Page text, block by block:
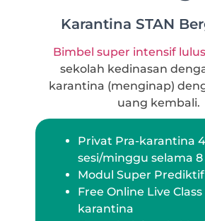
Karantina STAN
Bimbel super intensif lulus
sekolah kedinasan
karantina (menginap)
uang kembali.
Privat Pra-karantina 4
sesi/minggu selama 8
Modul Super Prediktif
Free Online Live
karantina